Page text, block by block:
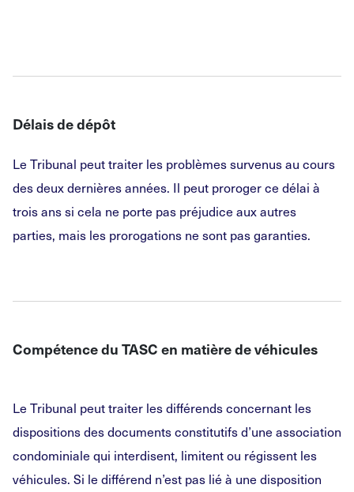
Délais de dépôt
Le Tribunal peut traiter les problèmes survenus au cours
des deux dernières années. Il peut proroger ce délai à
trois ans si cela ne porte pas préjudice aux autres
parties, mais les prorogations ne sont pas garanties.
Compétence du TASC en matière de véhicules
Le Tribunal peut traiter les différends concernant les
dispositions des documents constitutifs d’une association
condominiale qui interdisent, limitent ou régissent les
véhicules. Si le différend n’est pas lié à une disposition